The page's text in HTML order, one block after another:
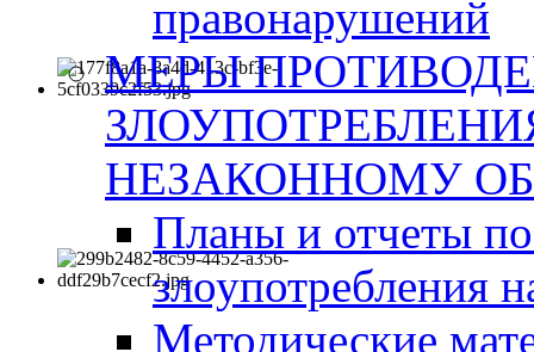
правонарушений
МЕРЫ
НЕЗАКОННОМУ
Планы и отчеты
злоупотребления
Методические